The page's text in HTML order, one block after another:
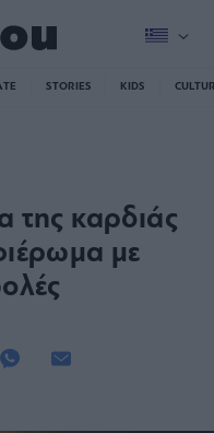
STORIES KIDS
της καρδιάς
με